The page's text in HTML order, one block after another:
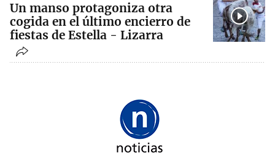
Un manso protagoniza otra
cogida en el último encierro de
fiestas de Estella - Lizarra